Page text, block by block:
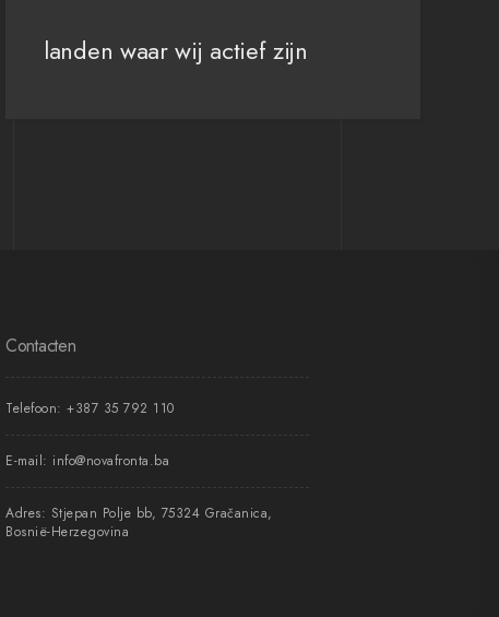
landen waar wij actief zijn
Contacten
Telefoon: +387 35 792 110
E-mail: info@novafronta.ba
Adres: Stjepan Polje bb, 75324 Gračanica,
Bosnië-Herzegovina